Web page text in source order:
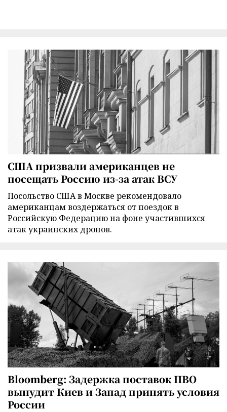
США призвали американцев не
посещать Россию из-за атак ВСУ
Посольство США в Москве рекомендовало
американцам воздержаться от поездок в
Российскую Федерацию на фоне участившихся
атак украинских дронов.
Bloomberg: Задержка поставок ПВО
вынудит Киев и Запад принять условия
России